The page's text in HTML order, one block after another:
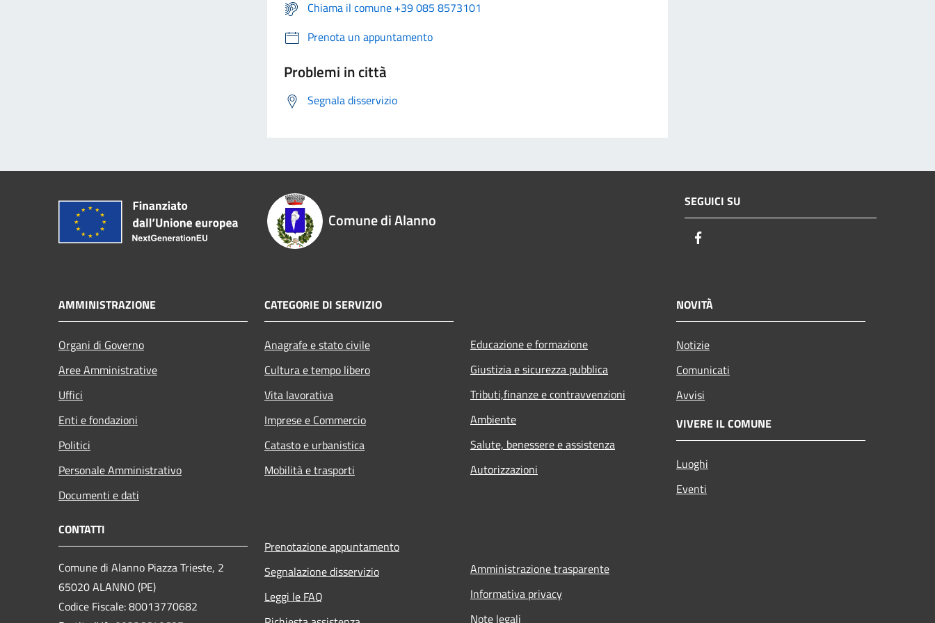
Chiama il comune +39 085 8573101
Prenota un appuntamento
Problemi in città
Segnala disservizio
Comune di Alanno
SEGUICI SU
AMMINISTRAZIONE
Organi di Governo
Aree Amministrative
Uffici
Enti e fondazioni
Politici
Personale Amministrativo
Documenti e dati
CATEGORIE DI SERVIZIO
Anagrafe e stato civile
Cultura e tempo libero
Vita lavorativa
Imprese e Commercio
Catasto e urbanistica
Mobilità e trasporti
Educazione e formazione
Giustizia e sicurezza pubblica
Tributi,finanze e contravvenzioni
Ambiente
Salute, benessere e assistenza
Autorizzazioni
NOVITÀ
Notizie
Comunicati
Avvisi
VIVERE IL COMUNE
Luoghi
Eventi
CONTATTI
Comune di Alanno Piazza Trieste, 2
65020 ALANNO (PE)
Codice Fiscale: 80013770682
Prenotazione appuntamento
Segnalazione disservizio
Leggi le FAQ
Amministrazione trasparente
Informativa privacy
Note legali